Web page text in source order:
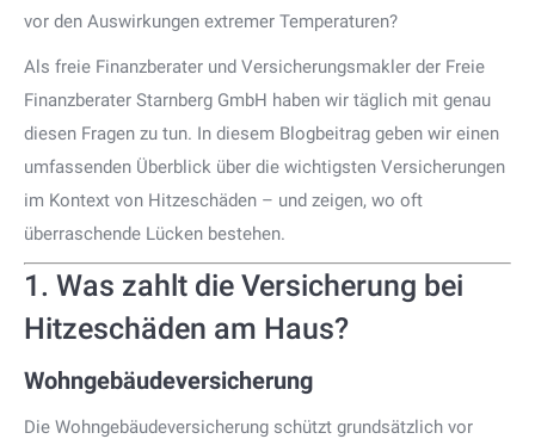
vor den Auswirkungen extremer Temperaturen?
Als freie Finanzberater und Versicherungsmakler der Freie
Finanzberater Starnberg GmbH haben wir täglich mit genau
diesen Fragen zu tun. In diesem Blogbeitrag geben wir einen
umfassenden Überblick über die wichtigsten Versicherungen
im Kontext von Hitzeschäden – und zeigen, wo oft
überraschende Lücken bestehen.
1. Was zahlt die Versicherung bei
Hitzeschäden am Haus?
Wohngebäudeversicherung
Die Wohngebäudeversicherung schützt grundsätzlich vor